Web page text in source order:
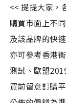
<< 提提大家，
購買市面上不
及該品牌的快
亦可參考香港
測試、歐盟
買前留意訂購